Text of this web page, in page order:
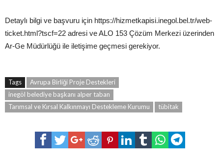
Detaylı bilgi ve başvuru için https://hizmetkapisi.inegol.bel.tr/web-
ticket.html?tscf=22 adresi ve ALO 153 Çözüm Merkezi üzerinden
Ar-Ge Müdürlüğü ile iletişime geçmesi gerekiyor.
Tags
Avrupa Birliği Proje Destekleri
inegöl belediye başkanı alper taban
Tarımsal ve Kırsal Kalkınmayı Destekleme Kurumu
tübitak